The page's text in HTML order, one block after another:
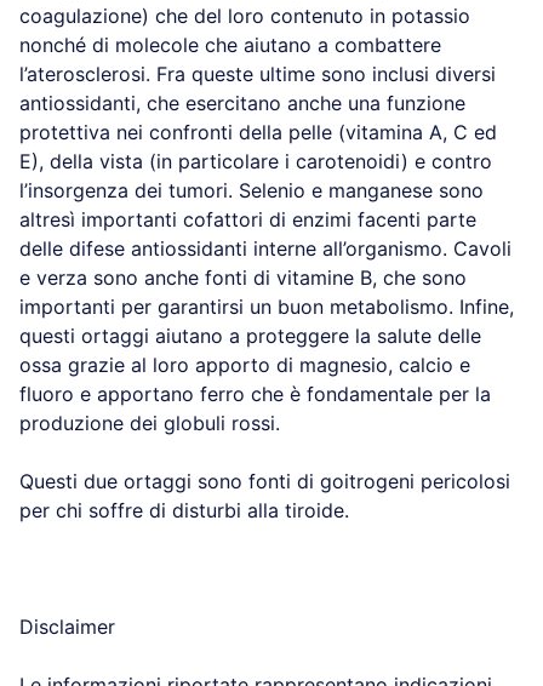
coagulazione) che del loro contenuto in potassio
nonché di molecole che aiutano a combattere
l’aterosclerosi. Fra queste ultime sono inclusi diversi
antiossidanti, che esercitano anche una funzione
protettiva nei confronti della pelle (vitamina A, C ed
E), della vista (in particolare i carotenoidi) e contro
l’insorgenza dei tumori. Selenio e manganese sono
altresì importanti cofattori di enzimi facenti parte
delle difese antiossidanti interne all’organismo. Cavoli
e verza sono anche fonti di vitamine B, che sono
importanti per garantirsi un buon metabolismo. Infine,
questi ortaggi aiutano a proteggere la salute delle
ossa grazie al loro apporto di magnesio, calcio e
fluoro e apportano ferro che è fondamentale per la
produzione dei globuli rossi.
Questi due ortaggi sono fonti di goitrogeni pericolosi
per chi soffre di disturbi alla tiroide.
Disclaimer